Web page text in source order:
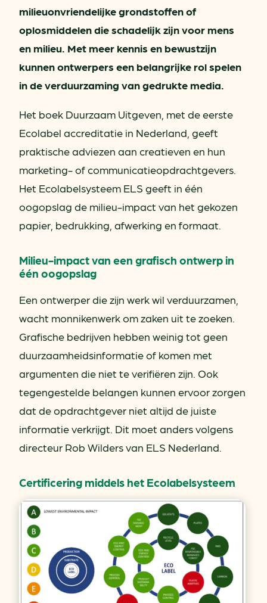
milieuonvriendelijke grondstoffen of
oplosmiddelen die schadelijk zijn voor mens
en milieu. Met meer kennis en bewustzijn
kunnen ontwerpers een belangrijke rol spelen
in de verduurzaming van gedrukte media.
Het boek Duurzaam Uitgeven, met de eerste
Ecolabel accreditatie in Nederland, geeft
praktische adviezen aan creatieven en hun
marketing- of communicatieopdrachtgevers.
Het Ecolabelsysteem ELS geeft in één
oogopslag de milieu-impact van het gekozen
papier, bedrukking, afwerking en formaat.
Milieu-impact van een grafisch ontwerp in
één oogopslag
Een ontwerper die zijn werk wil verduurzamen,
wacht monnikenwerk om zaken uit te zoeken.
Grafische bedrijven hebben weinig tot geen
duurzaamheidsinformatie of komen met
argumenten die niet te verifiëren zijn. Ook
tegengestelde belangen kunnen ervoor zorgen
dat de opdrachtgever niet altijd de juiste
informatie verkrijgt. Dit moet anders volgens
directeur Rob Wilders van ELS Nederland.
Certificering middels het Ecolabelsysteem